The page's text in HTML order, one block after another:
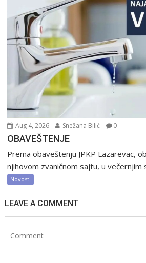
Aug 4, 2026 Snežana Bilić 0
OBAVEŠTENJE
Prema obaveštenju JPKP Lazarevac,
njihovom zvaničnom sajtu, u večernjim
Novosti
LEAVE A COMMENT